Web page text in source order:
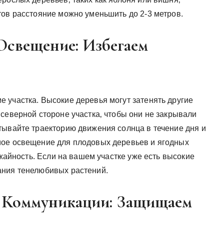
расстояние можно уменьшить до 2-3 метров.
Избегаем
Высокие деревья могут затенять другие
стороне участка‚ чтобы они не закрывали
траекторию движения солнца в течение дня и
освещение для плодовых деревьев и ягодных
Если на вашем участке уже есть высокие
тенелюбивых растений.
Коммуникации: Защищаем